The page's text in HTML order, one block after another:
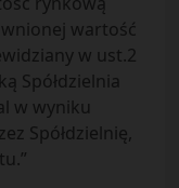
wartość
w ust.2
Spółdzielnia
w wyniku
Spółdzielnię,